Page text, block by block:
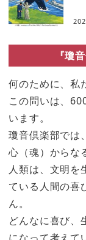
『瓊
何のために、私
この問いは、
います。
瓊音倶楽部では
心（魂）からな
人類は、文明を
ている人間の喜
ん。
どんなに喜び、